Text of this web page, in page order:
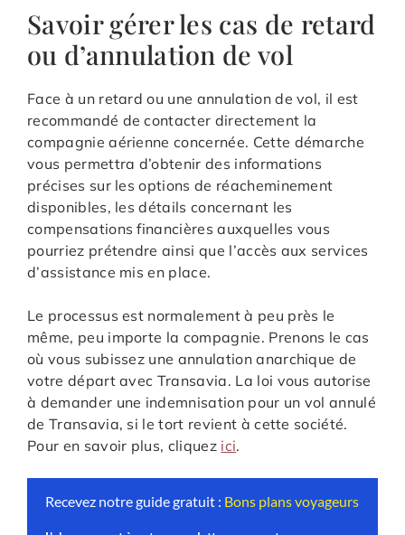
Savoir gérer les cas de retard
ou d’annulation de vol
Face à un retard ou une annulation de vol, il est
recommandé de contacter directement la
compagnie aérienne concernée. Cette démarche
vous permettra d’obtenir des informations
précises sur les options de réacheminement
disponibles, les détails concernant les
compensations financières auxquelles vous
pourriez prétendre ainsi que l’accès aux services
d’assistance mis en place.
Le processus est normalement à peu près le
même, peu importe la compagnie. Prenons le cas
où vous subissez une annulation anarchique de
votre départ avec Transavia. La loi vous autorise
à demander une indemnisation pour un vol annulé
de Transavia, si le tort revient à cette société.
Pour en savoir plus, cliquez ici.